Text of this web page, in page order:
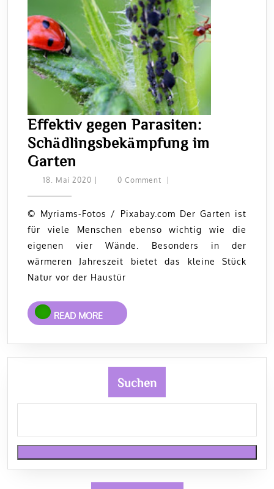
Effektiv gegen Parasiten:
Schädlingsbekämpfung im
Garten
gegen
Schädlingsbekämpfung
im
Garten
18. Mai 2020 18.
0 Comment
© Myriams-Fotos / Pixabay.com Der Garten ist
für viele Menschen ebenso wichtig wie die
eigenen vier Wände. Besonders in der
wärmeren Jahreszeit bietet das kleine Stück
Natur vor der Haustür
READ MORE
READ
MORE
Suchen